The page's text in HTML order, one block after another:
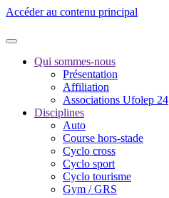
Accéder au contenu principal
Qui sommes-nous
Présentation
Affiliation
Associations Ufolep 24
Disciplines
Auto
Course hors-stade
Cyclo cross
Cyclo sport
Cyclo tourisme
Gym / GRS